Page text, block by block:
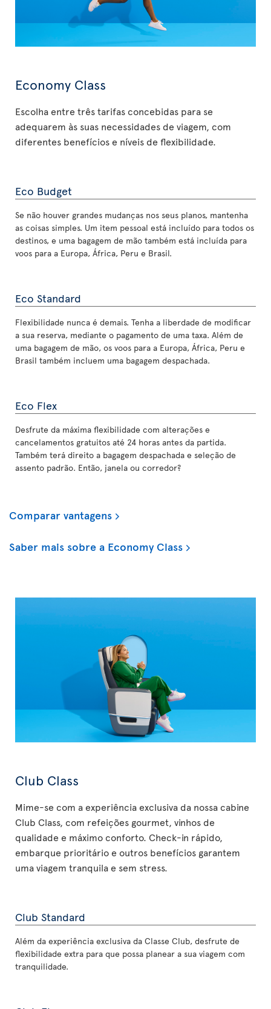
Economy Class
Escolha entre três tarifas concebidas para se
adequarem às suas necessidades de viagem, com
diferentes benefícios e níveis de flexibilidade.
Eco Budget
Se não houver grandes mudanças nos seus planos, mantenha
as coisas simples. Um item pessoal está incluído para todos os
destinos, e uma bagagem de mão também está incluída para
voos para a Europa, África, Peru e Brasil.
Eco Standard
Flexibilidade nunca é demais. Tenha a liberdade de modificar
a sua reserva, mediante o pagamento de uma taxa. Além de
uma bagagem de mão, os voos para a Europa, África, Peru e
Brasil também incluem uma bagagem despachada.
Eco Flex
Desfrute da máxima flexibilidade com alterações e
cancelamentos gratuitos até 24 horas antes da partida.
Também terá direito a bagagem despachada e seleção de
assento padrão. Então, janela ou corredor?
Comparar vantagens
Saber mais sobre a Economy Class
Club Class
Mime-se com a experiência exclusiva da nossa cabine
Club Class, com refeições gourmet, vinhos de
qualidade e máximo conforto. Check-in rápido,
embarque prioritário e outros benefícios garantem
uma viagem tranquila e sem stress.
Club Standard
Além da experiência exclusiva da Classe Club, desfrute de
flexibilidade extra para que possa planear a sua viagem com
tranquilidade.